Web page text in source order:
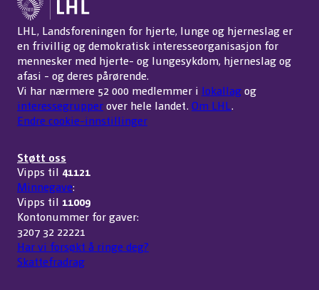
LHL, Landsforeningen for hjerte, lunge og hjerneslag er
en frivillig og demokratisk interesseorganisasjon for
mennesker med hjerte- og lungesykdom, hjerneslag og
afasi - og deres pårørende.
Vi har nærmere 52 000 medlemmer i lokallagog
interessegrupperover hele landet. Om LHL.
Endre cookie-innstillinger
Støtt oss
Vipps til 41121
Minnegave:
Vipps til 11009
Kontonummer for gaver:
3207 32 22221
Har vi forsøkt å ringe deg?
Skattefradrag